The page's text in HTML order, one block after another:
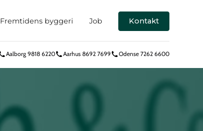
Fremtidens byggeri Job Kontakt
Aalborg 9818 6220 Aarhus 8692 7699 Odense 7262 6600